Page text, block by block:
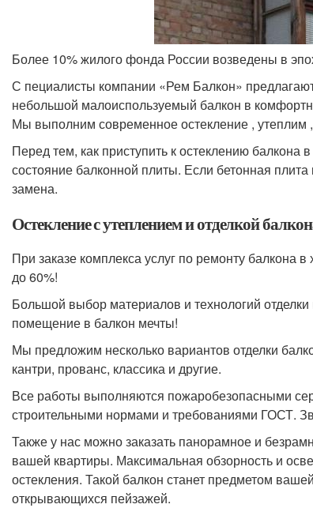
Более 10% жилого фонда России возведены в
С пециалисты компании «Рем Балкон»
небольшой малоиспользуемый балкон в
Мы выполним современное остекление , утеплим
Перед тем, как приступить к остеклению
состояние балконной плиты. Если бетонная
замена.
Остекление с утеплением и отделкой
При заказе комплекса услуг по ремонту
до 60%!
Большой выбор материалов и технологий
помещение в балкон мечты!
Мы предложим несколько вариантов отделки
кантри, прованс, классика и другие.
Все работы выполняются пожаробезопасными
строительными нормами и требованиями ГОСТ.
Также у нас можно заказать панорамное и
вашей квартиры. Максимальная обзорность и
остекления. Такой балкон станет предметом
открывающихся пейзажей.